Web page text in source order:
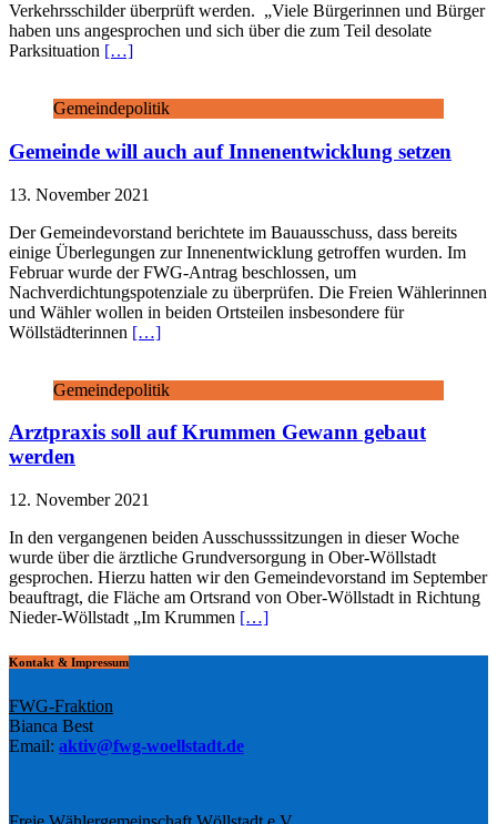
Verkehrsschilder überprüft werden. „Viele Bürgerinnen und Bürger
haben uns angesprochen und sich über die zum Teil desolate
Parksituation […]
Gemeindepolitik
Gemeinde will auch auf Innenentwicklung setzen
13. November 2021
Der Gemeindevorstand berichtete im Bauausschuss, dass bereits
einige Überlegungen zur Innenentwicklung getroffen wurden. Im
Februar wurde der FWG-Antrag beschlossen, um
Nachverdichtungspotenziale zu überprüfen. Die Freien Wählerinnen
und Wähler wollen in beiden Ortsteilen insbesondere für
Wöllstädterinnen […]
Gemeindepolitik
Arztpraxis soll auf Krummen Gewann gebaut
werden
12. November 2021
In den vergangenen beiden Ausschusssitzungen in dieser Woche
wurde über die ärztliche Grundversorgung in Ober-Wöllstadt
gesprochen. Hierzu hatten wir den Gemeindevorstand im September
beauftragt, die Fläche am Ortsrand von Ober-Wöllstadt in Richtung
Nieder-Wöllstadt „Im Krummen […]
Kontakt & Impressum
FWG-Fraktion
Bianca Best
Email: aktiv@fwg-woellstadt.de